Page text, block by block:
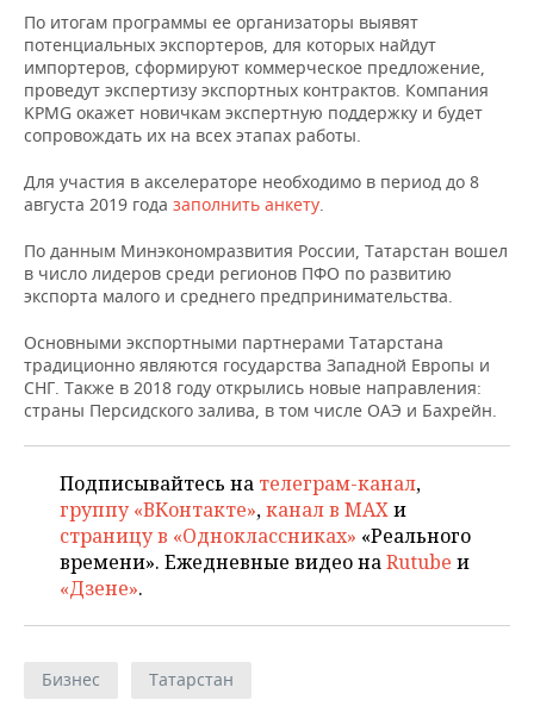
ОТКРЫТАЯ ЛЕКЦИЯ
БАСКЕТБОЛ
ВОЛЕЙБОЛ
КИБЕРСПОРТ
ФИГУРНОЕ КАТАНИЕ
ХОККЕЙ С МЯЧОМ
ИНФРАСТРУКТУРА
ИСТОРИЯ
КУЛЬТУРА
МЕДИЦИНА
ПРОИСШЕСТВИЯ
СПРАВОЧНИК
СПИСОК ПЕРСОН
СПИСОК КОМПАНИЙ
ПОЛНАЯ ВЕРСИЯ
По итогам программы ее организаторы выявят
потенциальных экспортеров, для которых найдут
импортеров, сформируют коммерческое предложение,
проведут экспертизу экспортных контрактов. Компания
KPMG окажет новичкам экспертную поддержку и будет
сопровождать их на всех этапах работы.
Для участия в акселераторе необходимо в период до 8
августа 2019 года заполнить анкету.
По данным Минэкономразвития России, Татарстан вошел
в число лидеров среди регионов ПФО по развитию
экспорта малого и среднего предпринимательства.
Основными экспортными партнерами Татарстана
традиционно являются государства Западной Европы и
СНГ. Также в 2018 году открылись новые направления:
страны Персидского залива, в том числе ОАЭ и Бахрейн.
Подписывайтесь на телеграм-канал,
группу «ВКонтакте»,канал в MAXи
страницу в «Одноклассниках» «Реального
времени». Ежедневные видео наRutube и
«Дзене».
Бизнес Татарстан